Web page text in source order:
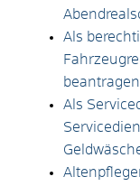
Als
beantragen
Als